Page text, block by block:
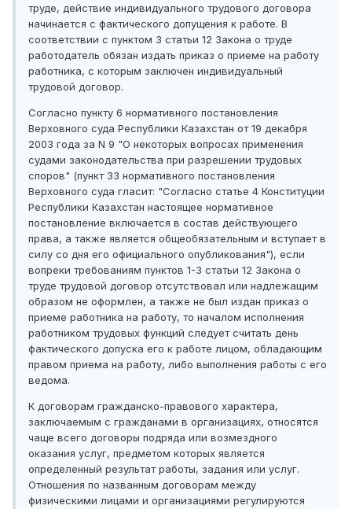
труде, действие индивидуального трудового договора
начинается с фактического допущения к работе. В
соответствии с пунктом 3 статьи 12 Закона о труде
работодатель обязан издать приказ о приеме на работу
работника, с которым заключен индивидуальный
трудовой договор.
Согласно пункту 6 нормативного постановления
Верховного суда Республики Казахстан от 19 декабря
2003 года за N 9 "О некоторых вопросах применения
судами законодательства при разрешении трудовых
споров" (пункт 33 нормативного постановления
Верховного суда гласит: "Согласно статье 4 Конституции
Республики Казахстан настоящее нормативное
постановление включается в состав действующего
права, а также является общеобязательным и вступает в
силу со дня его официального опубликования"), если
вопреки требованиям пунктов 1-3 статьи 12 Закона о
труде трудовой договор отсутствовал или надлежащим
образом не оформлен, а также не был издан приказ о
приеме работника на работу, то началом исполнения
работником трудовых функций следует считать день
фактического допуска его к работе лицом, обладающим
правом приема на работу, либо выполнения работы с его
ведома.
К договорам гражданско-правового характера,
заключаемым с гражданами в организациях, относятся
чаще всего договоры подряда или возмездного
оказания услуг, предметом которых является
определенный результат работы, задания или услуг.
Отношения по названным договорам между
физическими лицами и организациями регулируются